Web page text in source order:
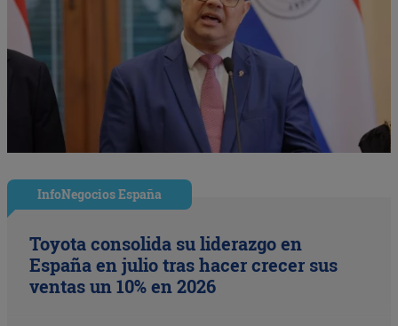
InfoNegocios España
Toyota consolida su liderazgo en
España en julio tras hacer crecer sus
ventas un 10% en 2026